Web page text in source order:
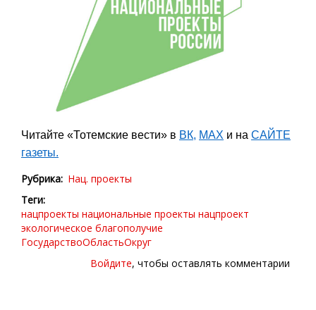
Читайте «Тотемские вести» в ВК, МАХ и на САЙТЕ
газеты.
Рубрика Нац. проекты
Теги
нацпроекты национальные проекты нацпроект
экологическое благополучие
ГосударствоОбластьОкруг
Войдите, чтобы оставлять комментарии